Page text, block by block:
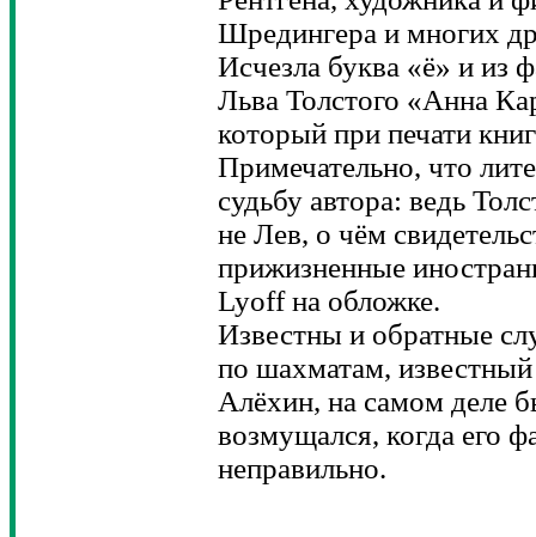
Шредингера и многих
Исчезла буква «ё» и из
Льва Толстого «Анна
который при печати
Примечательно, что
судьбу автора: ведь
не Лев, о чём
прижизненные
Lyoff на обложке.
Известны и обратные
по шахматам,
Алёхин, на самом деле
возмущался, когда его
неправильно.